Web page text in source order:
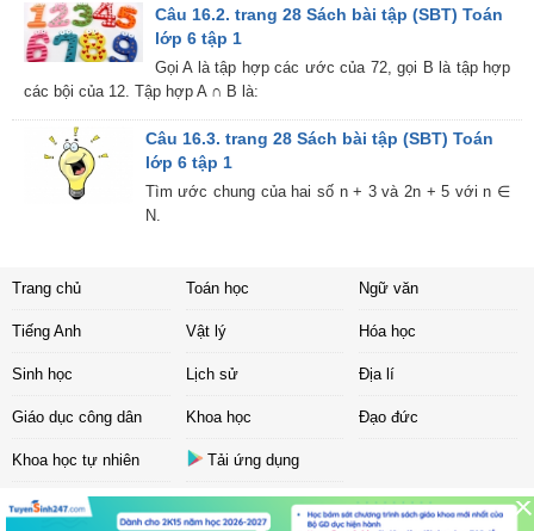
Câu 16.2. trang 28 Sách bài tập (SBT) Toán
lớp 6 tập 1
Gọi A là tập hợp các ước của 72, gọi B là tập hợp
các bội của 12. Tập hợp A ∩ B là:
Câu 16.3. trang 28 Sách bài tập (SBT) Toán
lớp 6 tập 1
Tìm ước chung của hai số n + 3 và 2n + 5 với n ∈
N.
Trang chủ Toán học Ngữ văn
Tiếng Anh Vật lý Hóa học
Sinh học Lịch sử Địa lí
Giáo dục công dân Khoa học Đạo đức
Khoa học tự nhiên Tải ứng dụng
Liên hệ|Chính sách